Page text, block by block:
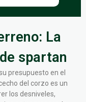
La
spartan
presupuesto en el
del corzo es un
los desniveles,